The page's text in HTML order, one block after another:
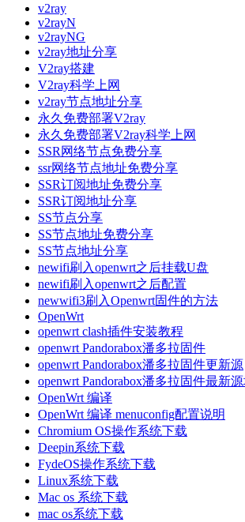
v2ray
v2rayN
v2rayNG
v2ray地址分享
V2ray搭建
V2ray科学上网
v2ray节点地址分享
永久免费部署V2ray
永久免费部署V2ray科学上网
SSR网络节点免费分享
ssr网络节点地址免费分享
SSR订阅地址免费分享
SSR订阅地址分享
SS节点分享
SS节点地址免费分享
SS节点地址分享
newifi刷入openwrt之后挂载U盘
newifi刷入openwrt之后配置
newwifi3刷入Openwrt固件的方法
OpenWrt
openwrt clash插件安装教程
openwrt Pandorabox潘多拉固件
openwrt Pandorabox潘多拉固件更新源
openwrt Pandorabox潘多拉固件最新
OpenWrt 编译
OpenWrt 编译 menuconfig配置说明
Chromium OS操作系统下载
Deepin系统下载
FydeOS操作系统下载
Linux系统下载
Mac os 系统下载
mac os系统下载